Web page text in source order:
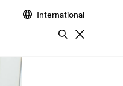
Slovakia
International